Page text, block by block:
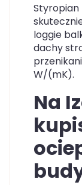
Styropian
loggie
dachy
W/(mK).
Na